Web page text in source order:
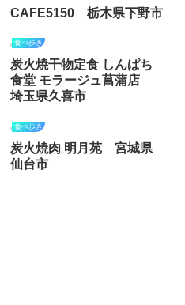
CAFE5150 栃木県下野市
食べ歩き
炭火焼干物定食 しんぱち
食堂 モラージュ菖蒲店
埼玉県久喜市
食べ歩き
炭火焼肉 明月苑 宮城県
仙台市